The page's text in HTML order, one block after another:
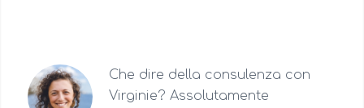
Che dire della consulenza con
Virginie? Assolutamente